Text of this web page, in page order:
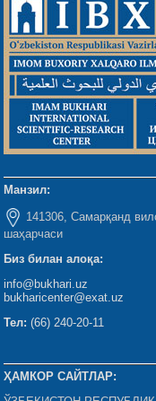
Манзил:
141306, Самарқанд
шаҳарчаси
Биз билан алоқа:
info@bukhari.uz
bukharicenter@exat.uz
Тел: (66) 240-20-11
ҲАМКОР САЙТЛАР: